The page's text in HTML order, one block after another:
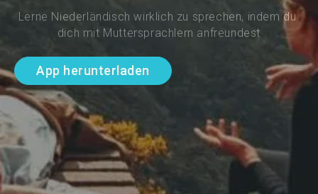
Lerne Niederländisch wirklich zu sprechen, indem du
dich mit Muttersprachlern anfreundest
App herunterladen